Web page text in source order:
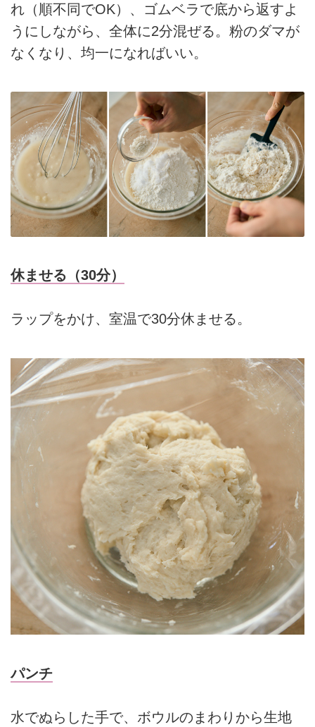
れ（順不同でOK）、ゴムベラで底から返すよ
うにしながら、全体に2分混ぜる。粉のダマが
なくなり、均一になればいい。
休ませる（30分）
ラップをかけ、室温で30分休ませる。
パンチ
水でぬらした手で、ボウルのまわりから生地